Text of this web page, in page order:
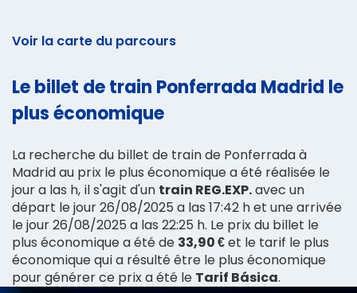
Voir la carte du parcours
Le billet de train Ponferrada Madrid le
plus économique
La recherche du billet de train de Ponferrada à
Madrid au prix le plus économique a été réalisée le
jour a las h, il s'agit d'un train REG.EXP.avec un
départ le jour 26/08/2025 a las 17:42 h et une arrivée
le jour 26/08/2025 a las 22:25 h. Le prix du billet le
plus économique a été de 33,90 €et le tarif le plus
économique qui a résulté être le plus économique
pour générer ce prix a été le Tarif Básica.